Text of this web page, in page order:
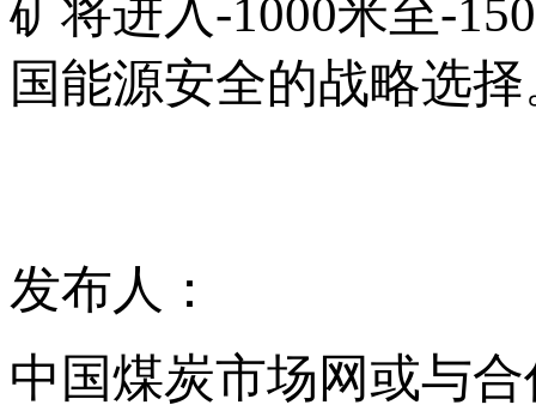
矿将进入-1000米至-
国能源安全的战略选
发布人：
中国煤炭市场网或与